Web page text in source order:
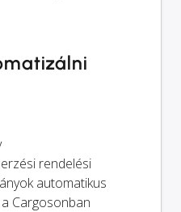
rendelési
automatikus
a Cargosonban